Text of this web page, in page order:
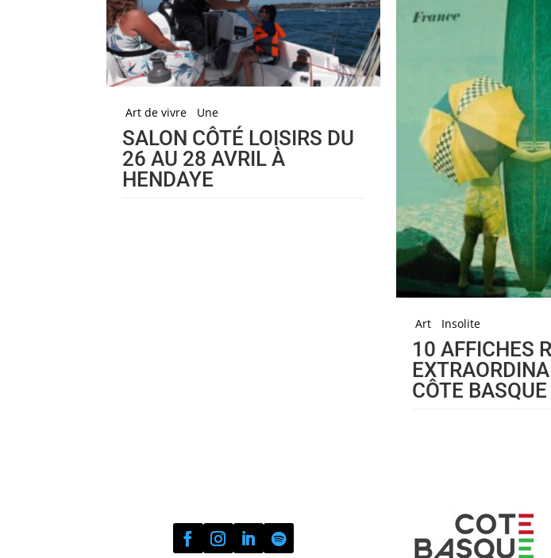
Art de vivre Une
SALON CÔTÉ LOISIRS DU
26 AU 28 AVRIL À
HENDAYE
Art Insolite
10 AFFICHES
CÔTE BASQUE